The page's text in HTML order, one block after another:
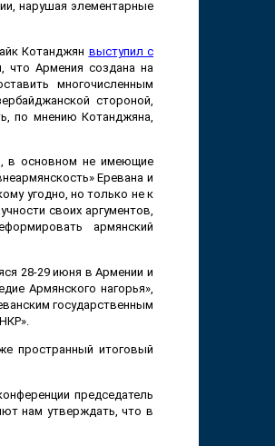
нарушая элементарные
Котанджян выступил с
что Армения создана на
многочисленным
стороной,
по мнению Котанджяна,
в основном не имеющие
Еревана и
угодно, но только не к
своих аргументов,
армянский
28-29 июня в Армении и
Армянского нагорья»,
государственным
пространный итоговый
председатель
нам утверждать, что в